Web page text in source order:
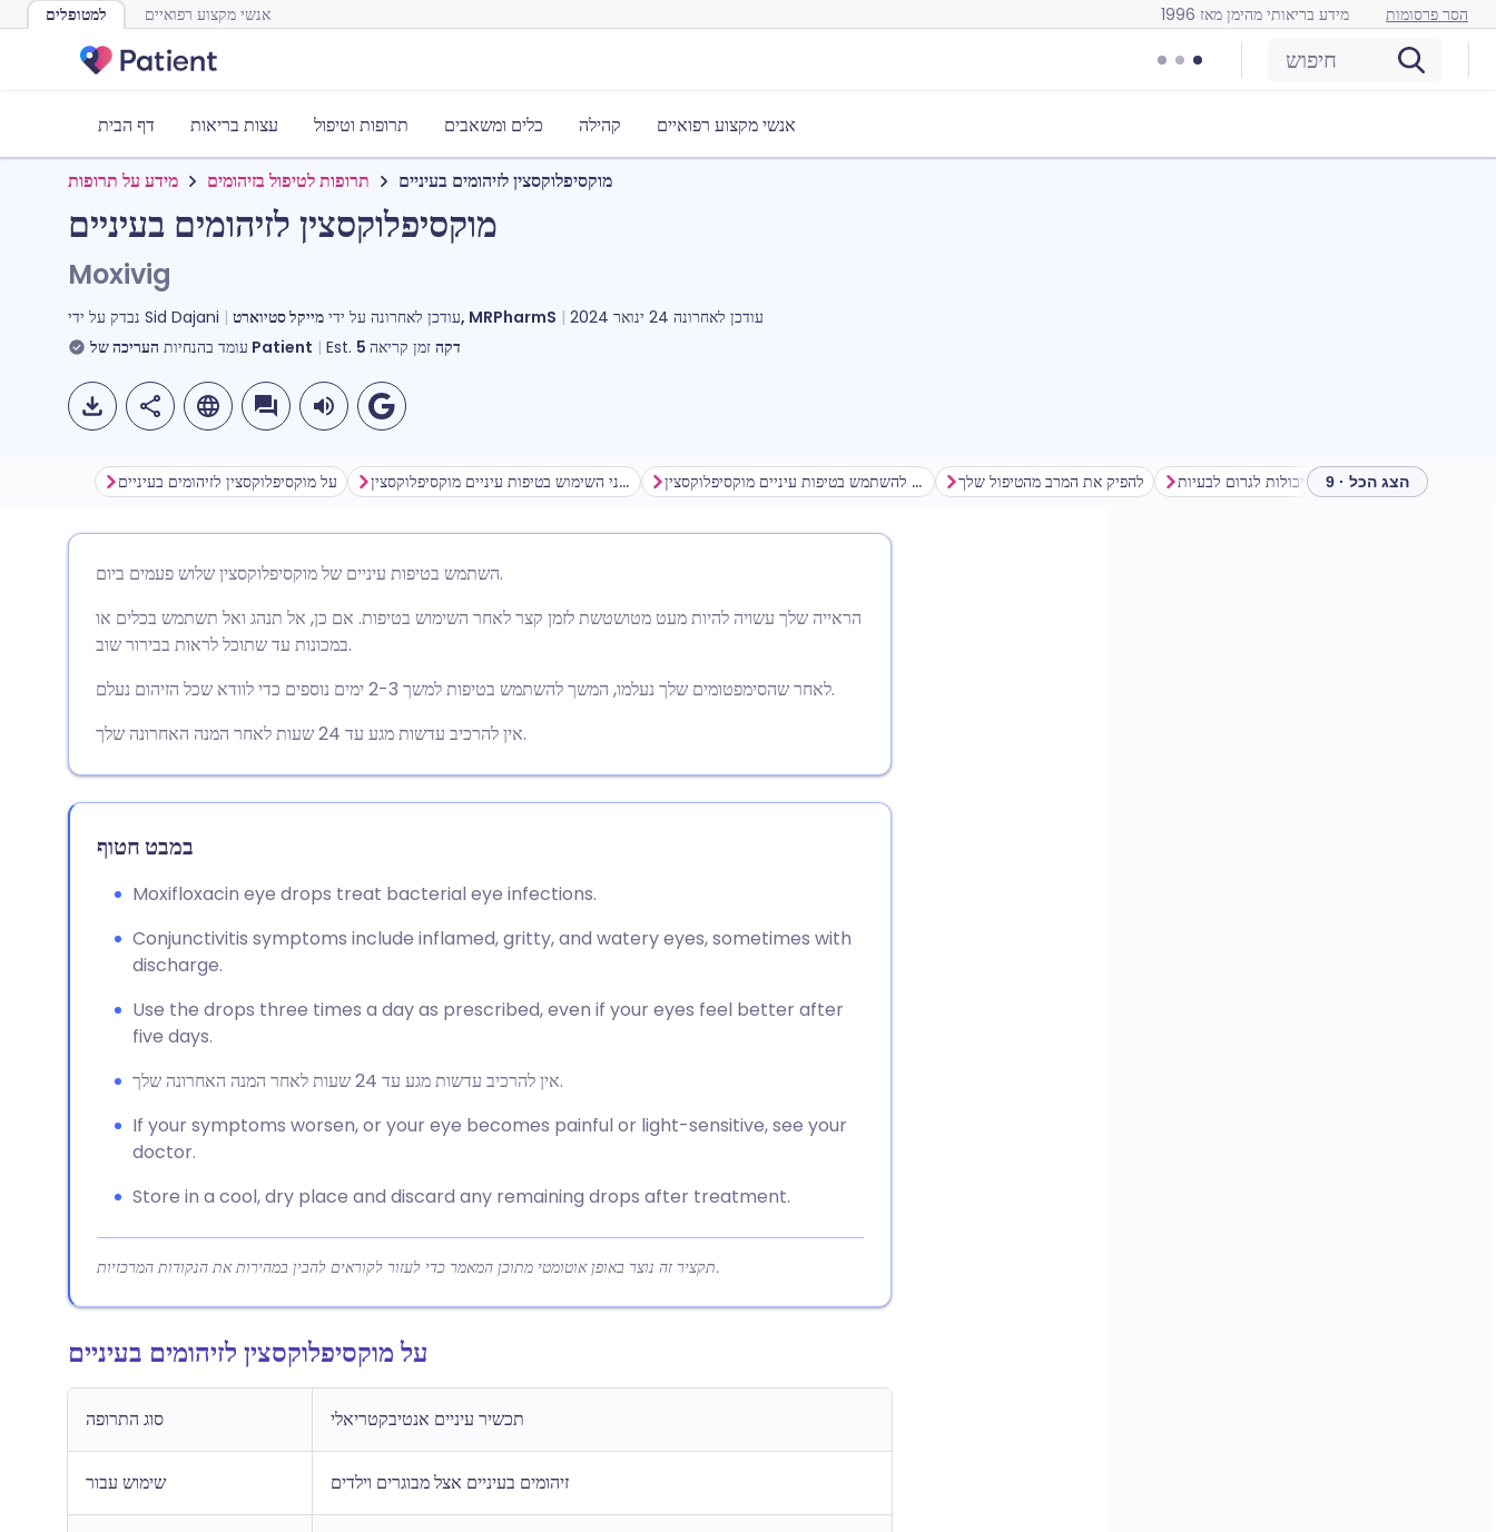
למטופלים אנשי מקצוע רפואיים מידע בריאותי מהימן מאז 1996 הסר פרסומות
חיפוש
דף הבית עצות בריאות תרופות וטיפול כלים ומשאבים קהילה אנשי מקצוע רפואיים
מידע על תרופות תרופות לטיפול בזיהומים מוקסיפלוקסצין לזיהומים בעיניים
מוקסיפלוקסצין לזיהומים בעיניים
Moxivig
Sid Dajani עודכן לאחרונה על ידימייקל סטיוארט, MRPharmS עודכן לאחרונה 24 ינואר 2024
עומד בהנחיות העריכה של Patient Est. 5 דקה זמן קריאה
שתף דרך פייסבוק
שתף דרך לינקדאין
העתק קישור
🇪🇸 Español 🇫🇷 Français
🇮🇹 Italiano 🇵🇹 Português
🇮🇱 עברית
על מוקסיפלוקסצין לזיהומים בעיניים לפני השימוש בטיפות עיניים מוקסיפלוקסצין כיצד להשתמש בטיפות עיניים מוקסיפלוקסצין להפיק את המרב מהטיפול שלך האם טיפות עיניים של מוקסיפלוקסצין יכולות לגרום לבעיות? הצג הכל · 9
השתמש בטיפות עיניים של מוקסיפלוקסצין שלוש פעמים ביום.
הראייה שלך עשויה להיות מעט מטושטשת לזמן קצר לאחר השימוש בטיפות. אם כן, אל תנהג ואל תשתמש בכלים או
במכונות עד שתוכל לראות בבירור שוב.
לאחר שהסימפטומים שלך נעלמו, המשך להשתמש בטיפות למשך 2-3 ימים נוספים כדי לוודא שכל הזיהום נעלם.
אין להרכיב עדשות מגע עד 24 שעות לאחר המנה האחרונה שלך.
במבט חטוף
Moxifloxacin eye drops treat bacterial eye infections.
Conjunctivitis symptoms include inflamed, gritty, and watery eyes, sometimes with
discharge.
Use the drops three times a day as prescribed, even if your eyes feel better after
five days.
אין להרכיב עדשות מגע עד 24 שעות לאחר המנה האחרונה שלך.
If your symptoms worsen, or your eye becomes painful or light-sensitive, see your
doctor.
Store in a cool, dry place and discard any remaining drops after treatment.
תקציר זה נוצר באופן אוטומטי מתוכן המאמר כדי לעזור לקוראים להבין במהירות את הנקודות המרכזיות.
על מוקסיפלוקסצין לזיהומים בעיניים
סוג התרופה תכשיר עיניים אנטיבקטריאלי
שימוש עבור זיהומים בעיניים אצל מבוגרים וילדים